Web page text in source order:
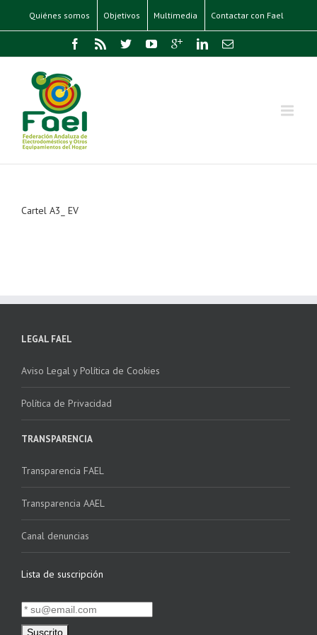
Quiénes somos Objetivos Multimedia Contactar con Fael
Cartel A3_ EV
LEGAL FAEL
Aviso Legal y Política de Cookies
Política de Privacidad
TRANSPARENCIA
Transparencia FAEL
Transparencia AAEL
Canal denuncias
Lista de suscripción